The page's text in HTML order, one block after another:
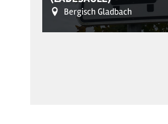
Bergisch Gladbach